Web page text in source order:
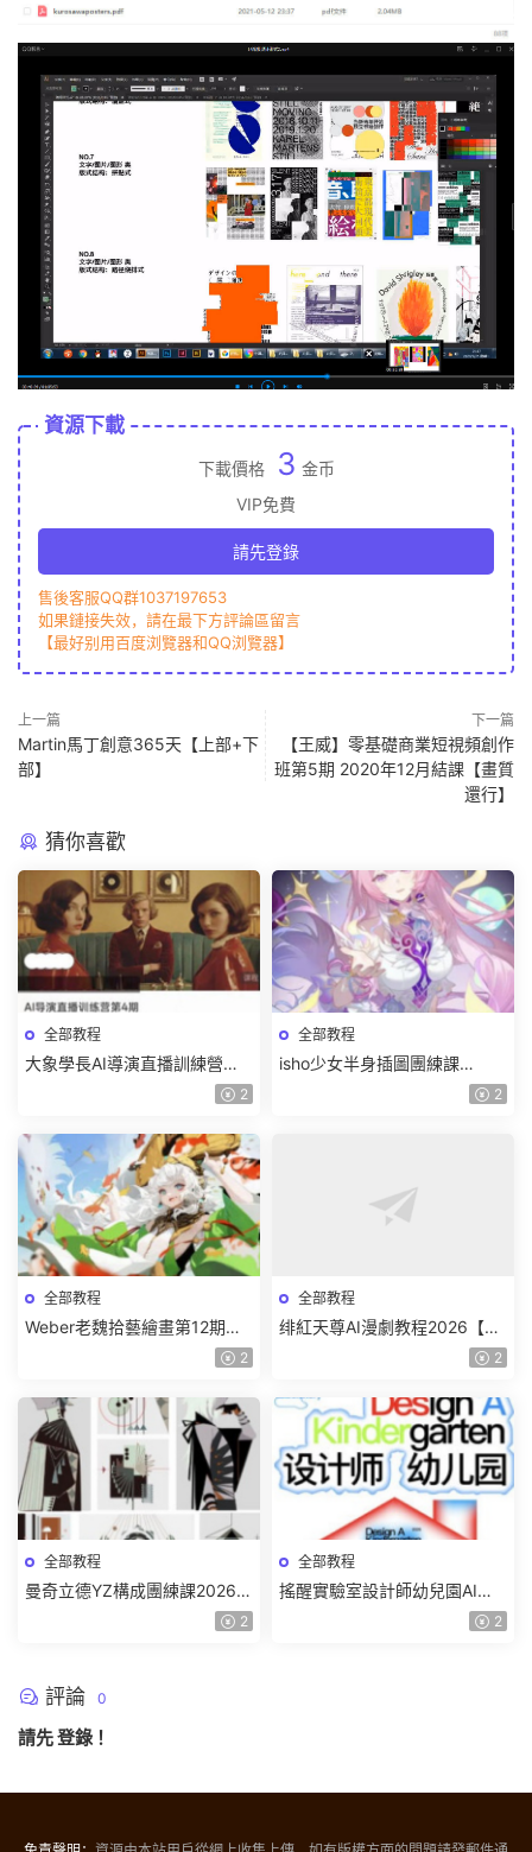
資源下載
下載價格 3 金币
VIP免費
請先登錄
售後客服QQ群1037197653
如果鏈接失效，請在最下方評論區留言
【最好别用百度浏覽器和QQ浏覽器】
上一篇
Martin馬丁創意365天【上部+下
部】
下一篇
【王威】零基礎商業短視頻創作
班第5期 2020年12月結課【畫質
還行】
猜你喜歡
全部教程
大象學長AI導演直播訓練營第4
期2026【畫質高清有資料】 2
全部教程
isho少女半身插圖團練課
2026【畫質高清隻有視頻】 2
全部教程
Weber老魏拾藝繪畫第12期角
色特訓班【畫質不錯隻有視
2
全部教程
绯紅天尊AI漫劇教程2026【畫
2
全部教程
曼奇立德YZ構成團練課2026年
8月已結課【畫質高清有課件】
2
全部教程
搖醒實驗室設計師幼兒園AI軟
件基礎課2025【畫質不錯有素
2
評論 0
請先登錄 ！